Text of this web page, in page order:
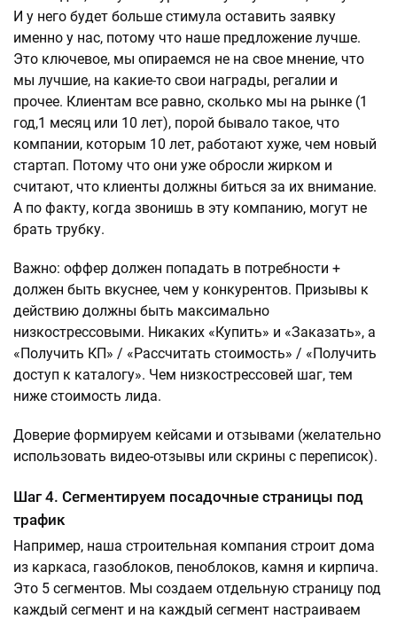
И у него будет больше стимула оставить заявку
именно у нас, потому что наше предложение лучше.
Это ключевое, мы опираемся не на свое мнение, что
мы лучшие, на какие-то свои награды, регалии и
прочее. Клиентам все равно, сколько мы на рынке (1
год,1 месяц или 10 лет), порой бывало такое, что
компании, которым 10 лет, работают хуже, чем новый
стартап. Потому что они уже обросли жирком и
считают, что клиенты должны биться за их внимание.
А по факту, когда звонишь в эту компанию, могут не
брать трубку.
Важно: оффер должен попадать в потребности +
должен быть вкуснее, чем у конкурентов. Призывы к
действию должны быть максимально
низкострессовыми. Никаких «Купить» и «Заказать», а
«Получить КП» / «Рассчитать стоимость» / «Получить
доступ к каталогу». Чем низкострессовей шаг, тем
ниже стоимость лида.
Доверие формируем кейсами и отзывами (желательно
использовать видео-отзывы или скрины с переписок).
Шаг 4. Сегментируем посадочные страницы под
трафик
Например, наша строительная компания строит дома
из каркаса, газоблоков, пеноблоков, камня и кирпича.
Это 5 сегментов. Мы создаем отдельную страницу под
каждый сегмент и на каждый сегмент настраиваем